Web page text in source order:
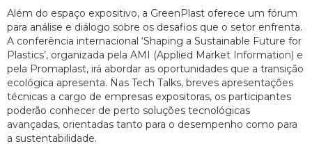
Além do espaço expositivo, a GreenPlast oferece um fórum
para análise e diálogo sobre os desafios que o setor enfrenta.
A conferência internacional ‘Shaping a Sustainable Future for
Plastics’, organizada pela AMI (Applied Market Information) e
pela Promaplast, irá abordar as oportunidades que a transição
ecológica apresenta. Nas Tech Talks, breves apresentações
técnicas a cargo de empresas expositoras, os participantes
poderão conhecer de perto soluções tecnológicas
avançadas, orientadas tanto para o desempenho como para
a sustentabilidade.